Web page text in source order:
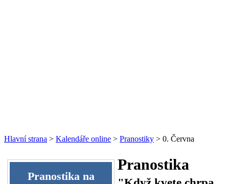
Hlavní strana > Kalendáře online > Pranostiky > 0. Června
Pranostika na
Pranostika